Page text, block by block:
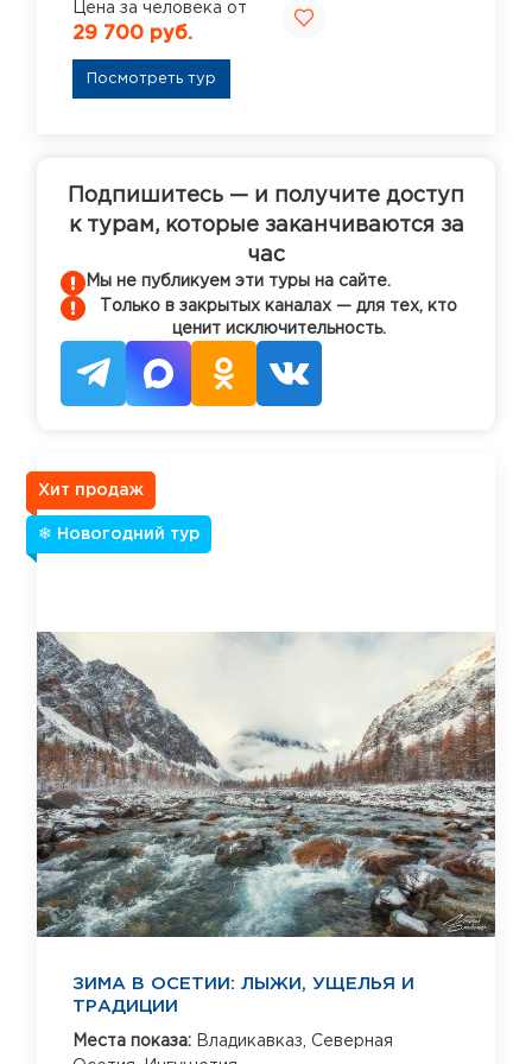
Цена за человека от
29 700 руб.
Посмотреть тур
Подпишитесь — и получите доступ
к турам, которые заканчиваются за
час
Мы не публикуем эти туры на сайте.
Только в закрытых каналах — для тех, кто
ценит исключительность.
Хит продаж
❄ Новогодний тур
ЗИМА В ОСЕТИИ: ЛЫЖИ, УЩЕЛЬЯ И
ТРАДИЦИИ
Места показа: Владикавказ, Северная